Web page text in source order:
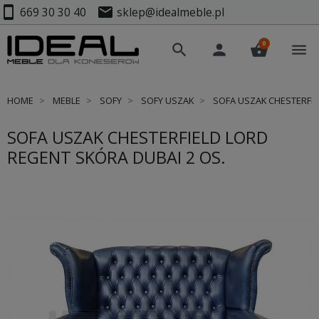
smartphone 669 30 30 40 mail sklep@idealmeble.pl
search person shopping_basket
0 menu
HOME MEBLE SOFY SOFY USZAK SOFA USZAK
SOFA USZAK CHESTERFIELD LORD
REGENT SKÓRA DUBAI 2 OS.